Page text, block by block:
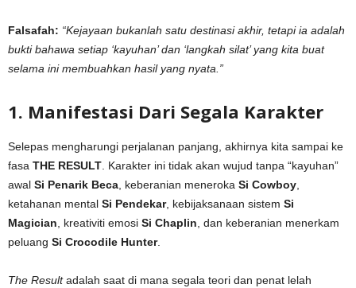
Falsafah: “Kejayaan bukanlah satu destinasi akhir, tetapi ia adalah
bukti bahawa setiap ‘kayuhan’ dan ‘langkah silat’ yang kita buat
selama ini membuahkan hasil yang nyata.”
1. Manifestasi Dari Segala Karakter
Selepas mengharungi perjalanan panjang, akhirnya kita sampai ke
fasa THE RESULT. Karakter ini tidak akan wujud tanpa “kayuhan”
awal Si Penarik Beca, keberanian meneroka Si Cowboy,
ketahanan mental Si Pendekar, kebijaksanaan sistem Si
Magician, kreativiti emosi Si Chaplin, dan keberanian menerkam
peluang Si Crocodile Hunter.
The Resultadalah saat di mana segala teori dan penat lelah